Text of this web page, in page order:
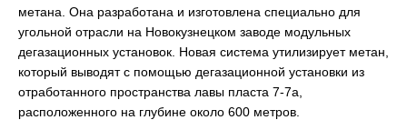
метана. Она разработана и изготовлена специально для
угольной отрасли на Новокузнецком заводе модульных
дегазационных установок. Новая система утилизирует метан,
который выводят с помощью дегазационной установки из
отработанного пространства лавы пласта 7-7а,
расположенного на глубине около 600 метров.